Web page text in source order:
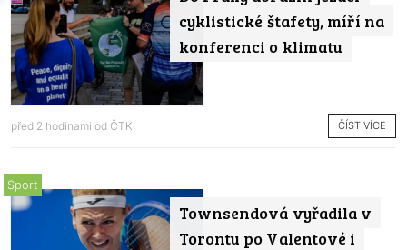
cyklistické štafety, míří na
konferenci o klimatu
před 2 hodinami od ČTK ČÍST VÍCE
Townsendová vyřadila v
Torontu po Valentové i
Sport